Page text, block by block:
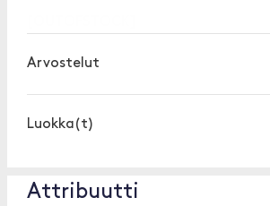
Arvostelut
Luokka(t)
Attribuutti